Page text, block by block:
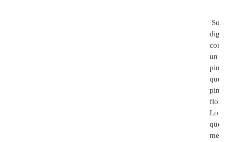
Soy,
como
un
pintor
que
pinta
flores.
Lo
que
me